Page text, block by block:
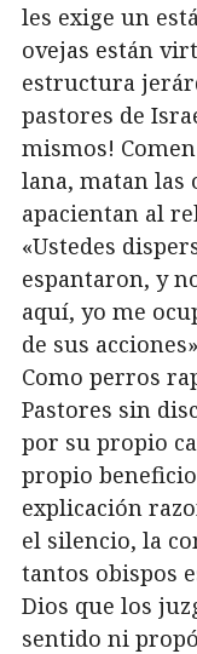
les exige un
ovejas están
estructura
pastores de
mismos!
lana, matan las
apacientan al
«Ustedes
espantaron, y
aquí, yo me
de sus
Como perros
Pastores sin
por su propio
propio
explicación
el silencio, la
tantos obispos
Dios que los
sentido ni